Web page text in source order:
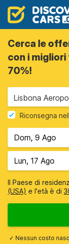
Cerca le
con i
70%!
Lisbona
Riconsegna
Il Paese di
(USA) e l'età è di
✓ Nessun costo